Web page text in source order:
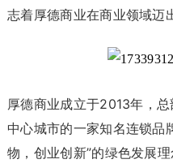
志着厚德商业在商业领域迈
厚德商业成立于2013年，
中心城市的一家知名连锁品
物，创业创新”的绿色发展